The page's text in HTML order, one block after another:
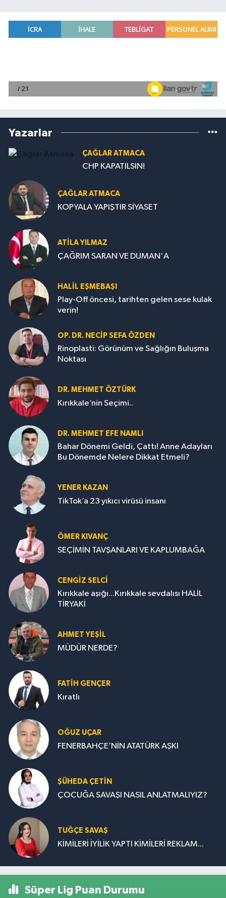
Yazarlar
ÇAĞLAR ATMACA
CHP KAPATILSIN!
ÇAĞLAR ATMACA
KOPYALA YAPIŞTIR SİYASET
ATILA YILMAZ
ÇAĞRIM SARAN VE DUMAN'A
HALIL EŞMEBAŞI
Play-Off öncesi, tarihten gelen sese kulak
verin!
OP. DR. NECIP SEFA ÖZDEN
Rinoplasti: Görünüm ve Sağlığın Buluşma
Noktası
DR. MEHMET ÖZTÜRK
Kırıkkale’nin Seçimi..
DR. MEHMET EFE NAMLI
Bahar Dönemi Geldi, Çattı! Anne Adayları
Bu Dönemde Nelere Dikkat Etmeli?
YENER KAZAN
TikTok’a 23 yıkıcı virüsü insanı
ÖMER KIVANÇ
SEÇİMİN TAVŞANLARI VE KAPLUMBAĞA
CENGİZ SELCİ
Kırıkkale aşığı...Kırıkkale sevdalısı HALİL
TİRYAKİ
AHMET YEŞİL
MÜDÜR NERDE?
FATIH GENÇER
Kıratlı
OĞUZ UÇAR
FENERBAHÇE’NİN ATATÜRK AŞKI
ŞÜHEDA ÇETİN
ÇOCUĞA SAVAŞI NASIL ANLATMALIYIZ?
TUĞÇE SAVAŞ
KİMİLERİ İYİLİK YAPTI KİMİLERİ REKLAM...
Süper Lig Puan Durumu